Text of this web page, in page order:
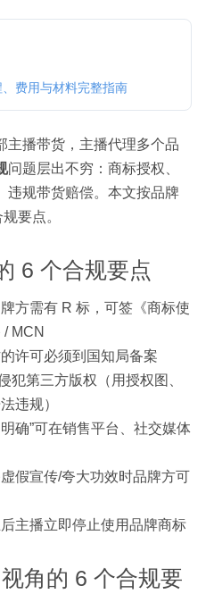
费用与材料完整指南
主播带货，主播代理多个品
问题层出不穷：商标授权、
违规带货赔偿。本文按品牌
要点。
6 个合规要点
牌方需有 R 标，可签《商标使
MCN
的许可必须到国知局备案
犯第三方版权（用授权图、
违规）
明确”可在销售平台、社交媒体
虚假宣传/夸大功效时品牌方可
后主播立即停止使用品牌商标
角的 6 个合规要